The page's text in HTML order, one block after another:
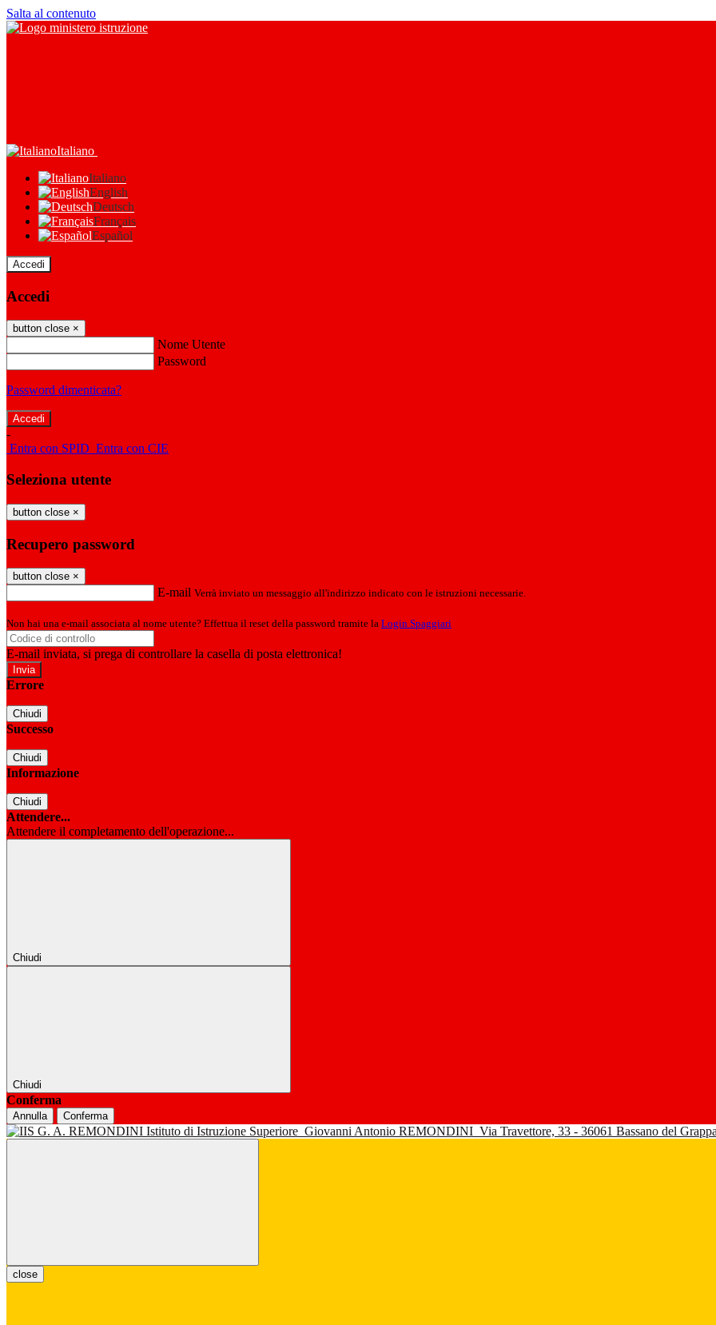
Salta al contenuto
Italiano
Italiano
English
Deutsch
Français
Español
Accedi
Accedi
button close ×
Nome Utente
Password
Password dimenticata?
-
Entra con SPID Entra con CIE
Seleziona utente
button close ×
Recupero password
button close ×
E-mail Verrà inviato un messaggio all'indirizzo indicato con le istruzioni necessarie.
Non hai una e-mail associata al nome utente? Effettua il reset della password tramite la Login Spaggiari
E-mail inviata, si prega di controllare la casella di posta elettronica!
Errore
Chiudi
Successo
Chiudi
Informazione
Chiudi
Attendere...
Attendere il completamento dell'operazione...
Chiudi
Chiudi
Conferma
Annulla Conferma
Istituto di Istruzione Superiore Giovanni Antonio REMONDINI Via Travettore, 33 - 36061 Bassano del
close